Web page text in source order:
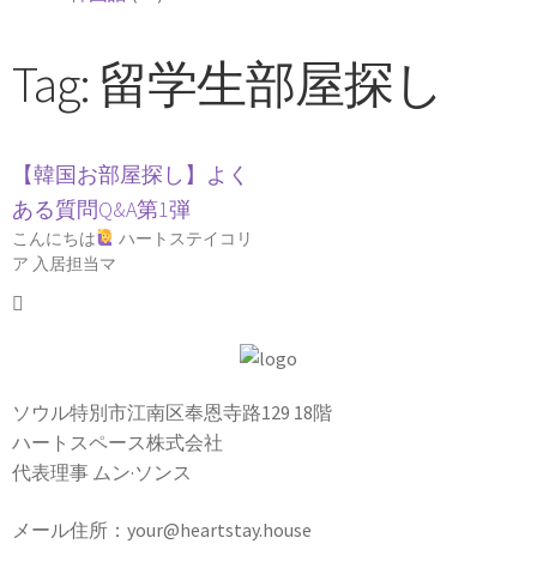
Tag: 留学生部屋探し
【韓国お部屋探し】よく
ある質問Q&A第1弾
こんにちは
ハートステイコリ
ア 入居担当マ
ソウル特別市江南区奉恩寺路129 18階
ハートスペース株式会社
代表理事 ムン·ソンス
メール住所：your@heartstay.house